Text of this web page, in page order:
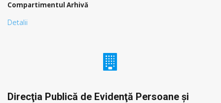
Compartimentul Arhivă
Detalii
Direcţia Publică de Evidenţă Persoane şi